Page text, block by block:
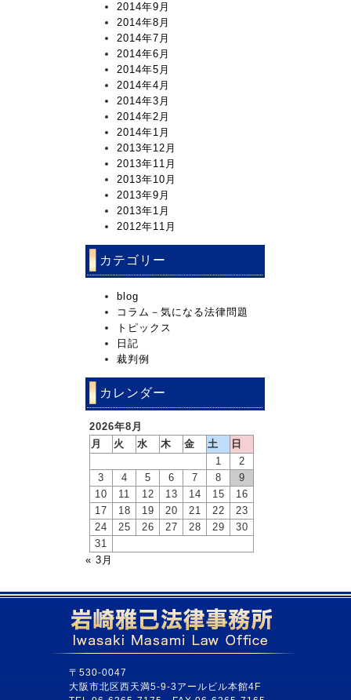
2014年9月
2014年8月
2014年7月
2014年6月
2014年5月
2014年4月
2014年3月
2014年2月
2014年1月
2013年12月
2013年11月
2013年10月
2013年9月
2013年1月
2012年11月
カテゴリー
blog
コラム－気になる法律問題
トピックス
日記
裁判例
カレンダー
2026年8月
月
火 水 木 金 土
日
1
2
3
4 5 6 7 8
9
10
11 12 13 14 15
16
17
18 19 20 21 22
23
24
25 26 27 28 29
30
31
« 3月
〒530-0047
大阪市北区西天満5-9-3アールビル本館4F